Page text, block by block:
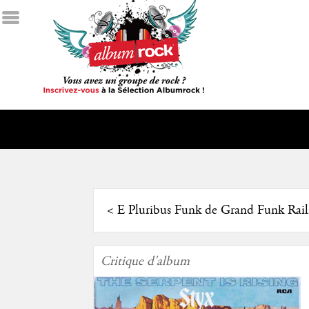
< E Pluribus Funk de Grand Funk
Critique d'album